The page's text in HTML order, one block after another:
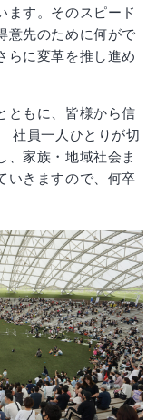
ます。そのスピード
意先のために何がで
らに変革を推し進め
ともに、皆様から信
社員一人ひとりが切
、家族・地域社会ま
いきますので、何卒